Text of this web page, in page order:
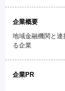
企業概要
地域金融機関と
る企業
企業PR